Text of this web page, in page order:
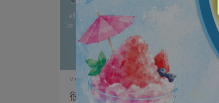
很多人覺得男生不太需要保養？如何
vigorskincare | 2024-01-02